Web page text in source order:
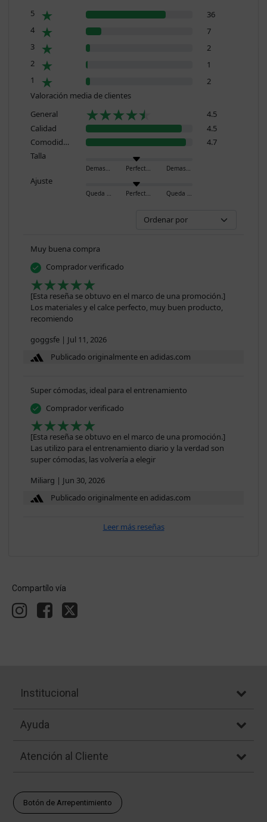
5
36
4
7
3
2
2
1
1
2
Valoración media de clientes
General
4.5
Calidad
4.5
Comodidad
4.7
Talla
Demasiado pequeño Perfecto Demasiado grande
Ajuste
Queda ajustado Perfecto Queda holgado
Muy buena compra
Comprador verificado
[Esta reseña se obtuvo en el marco de una promoción.]
Los materiales y el calce perfecto, muy buen producto,
recomiendo
goggsfe | Jul 11, 2026
Publicado originalmente en adidas.com
Super cómodas, ideal para el entrenamiento
Comprador verificado
[Esta reseña se obtuvo en el marco de una promoción.]
Las utilizo para el entrenamiento diario y la verdad son
super cómodas, las volvería a elegir
Miliarg | Jun 30, 2026
Publicado originalmente en adidas.com
Leer más reseñas
Compartílo vía
Institucional
Ayuda
Atención al Cliente
Botón de Arrepentimiento